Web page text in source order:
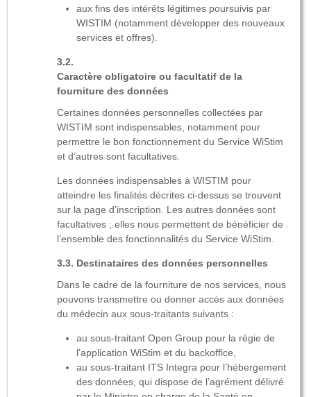
aux fins des intérêts légitimes poursuivis par
WISTIM (notamment développer des nouveaux
services et offres).
Caractère obligatoire ou facultatif de la
fourniture des données
Certaines données personnelles collectées par
WISTIM sont indispensables, notamment pour
permettre le bon fonctionnement du Service WiStim
et d’autres sont facultatives.
Les données indispensables à WISTIM pour
atteindre les finalités décrites ci-dessus se trouvent
sur la page d’inscription. Les autres données sont
facultatives ; elles nous permettent de bénéficier de
l’ensemble des fonctionnalités du Service WiStim.
Destinataires des données personnelles
Dans le cadre de la fourniture de nos services, nous
pouvons transmettre ou donner accès aux données
du médecin aux sous-traitants suivants :
au sous-traitant Open Group pour la régie de
l’application WiStim et du backoffice,
au sous-traitant ITS Integra pour l’hébergement
des données, qui dispose de l’agrément délivré